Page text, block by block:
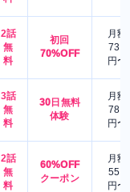
2話
無
料
初回
70%OFF
月額
730
円〜
3話
無
料
30日無料
体験
月額
780
円〜
2話
無
料
60%OFF
クーポン
月額
550
円〜